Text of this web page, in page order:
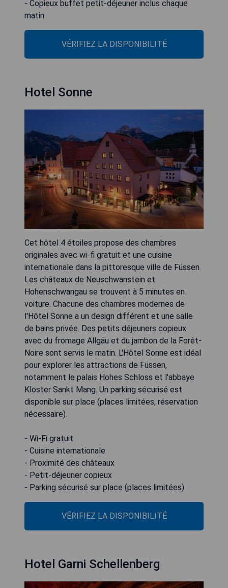
- Copieux buffet petit-déjeuner inclus chaque
matin
VÉRIFIEZ LA DISPONIBILITÉ
Hotel Sonne
Cet hôtel 4 étoiles propose des chambres
originales avec wi-fi gratuit et une cuisine
internationale dans la pittoresque ville de Füssen.
Les châteaux de Neuschwanstein et
Hohenschwangau se trouvent à 5 minutes en
voiture. Chacune des chambres modernes de
l'Hôtel Sonne a un design différent et une salle
de bains privée. Des petits déjeuners copieux
avec du fromage Allgäu et du jambon de la Forêt-
Noire sont servis le matin. L'Hôtel Sonne est idéal
pour explorer les attractions de Füssen,
notamment le palais Hohes Schloss et l'abbaye
Kloster Sankt Mang. Un parking sécurisé est
disponible sur place (places limitées, réservation
nécessaire).
- Wi-Fi gratuit
- Cuisine internationale
- Proximité des châteaux
- Petit-déjeuner copieux
- Parking sécurisé sur place (places limitées)
VÉRIFIEZ LA DISPONIBILITÉ
Hotel Garni Schellenberg